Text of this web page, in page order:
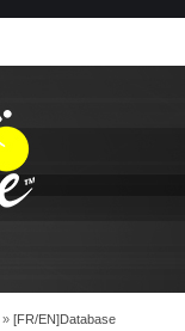
» [FR/EN]Database